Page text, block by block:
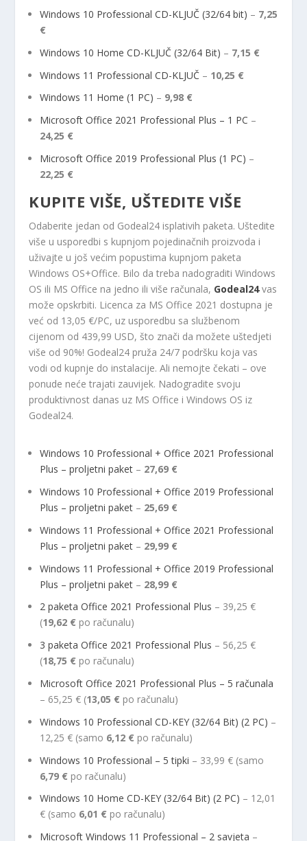
Windows 10 Professional CD-KLJUČ (32/64 bit) – 7,25
€
Windows 10 Home CD-KLJUČ (32/64 Bit) – 7,15 €
Windows 11 Professional CD-KLJUČ – 10,25 €
Windows 11 Home (1 PC) – 9,98 €
Microsoft Office 2021 Professional Plus – 1 PC –
24,25 €
Microsoft Office 2019 Professional Plus (1 PC) –
22,25 €
KUPITE VIŠE, UŠTEDITE VIŠE
Odaberite jedan od Godeal24 isplativih paketa. Uštedite
više u usporedbi s kupnjom pojedinačnih proizvoda i
uživajte u još većim popustima kupnjom paketa
Windows OS+Office. Bilo da treba nadograditi Windows
OS ili MS Office na jedno ili više računala, Godeal24vas
može opskrbiti. Licenca za MS Office 2021 dostupna je
već od 13,05 €/PC, uz usporedbu sa službenom
cijenom od 439,99 USD, što znači da možete uštedjeti
više od 90%! Godeal24 pruža 24/7 podršku koja vas
vodi od kupnje do instalacije. Ali nemojte čekati – ove
ponude neće trajati zauvijek. Nadogradite svoju
produktivnost danas uz MS Office i Windows OS iz
Godeal24.
Windows 10 Professional + Office 2021 Professional
Plus – proljetni paket – 27,69 €
Windows 10 Professional + Office 2019 Professional
Plus – proljetni paket – 25,69 €
Windows 11 Professional + Office 2021 Professional
Plus – proljetni paket – 29,99 €
Windows 11 Professional + Office 2019 Professional
Plus – proljetni paket – 28,99 €
2 paketa Office 2021 Professional Plus – 39,25 €
(19,62 € po računalu)
3 paketa Office 2021 Professional Plus – 56,25 €
(18,75 € po računalu)
Microsoft Office 2021 Professional Plus – 5 računala
– 65,25 € (13,05 € po računalu)
Windows 10 Professional CD-KEY (32/64 Bit) (2 PC) –
12,25 € (samo 6,12 € po računalu)
Windows 10 Professional – 5 tipki – 33,99 € (samo
6,79 € po računalu)
Windows 10 Home CD-KEY (32/64 Bit) (2 PC) – 12,01
€ (samo 6,01 € po računalu)
Microsoft Windows 11 Professional – 2 savjeta –